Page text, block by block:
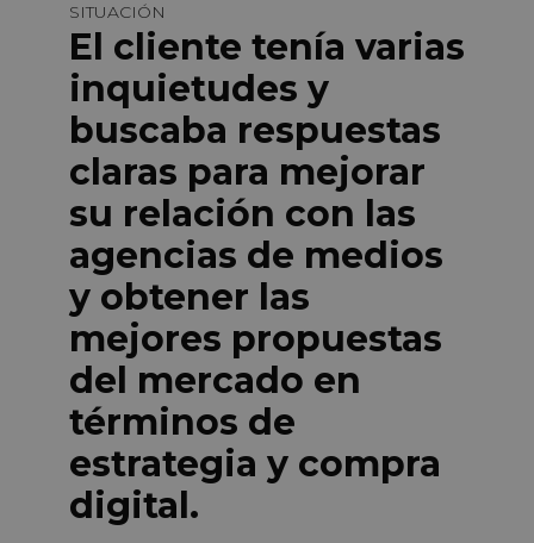
SITUACIÓN
El cliente tenía varias
inquietudes y
buscaba respuestas
claras para mejorar
su relación con las
agencias de medios
y obtener las
mejores propuestas
del mercado en
términos de
estrategia y compra
digital.